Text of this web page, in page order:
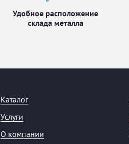
Удобное расположение
склада металла
Каталог
Услуги
О компании